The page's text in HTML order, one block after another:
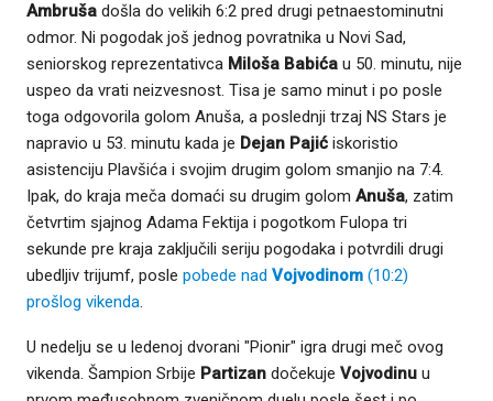
Ambruša došla do velikih 6:2 pred drugi petnaestominutni
odmor. Ni pogodak još jednog povratnika u Novi Sad,
seniorskog reprezentativca Miloša Babića u 50. minutu, nije
uspeo da vrati neizvesnost. Tisa je samo minut i po posle
toga odgovorila golom Anuša, a poslednji trzaj NS Stars je
napravio u 53. minutu kada je Dejan Pajić iskoristio
asistenciju Plavšića i svojim drugim golom smanjio na 7:4.
Ipak, do kraja meča domaći su drugim golom Anuša, zatim
četvrtim sjajnog Adama Fektija i pogotkom Fulopa tri
sekunde pre kraja zaključili seriju pogodaka i potvrdili drugi
ubedljiv trijumf, posle pobede nad Vojvodinom (10:2)
prošlog vikenda.
U nedelju se u ledenoj dvorani "Pionir" igra drugi meč ovog
vikenda. Šampion Srbije Partizan dočekuje Vojvodinu u